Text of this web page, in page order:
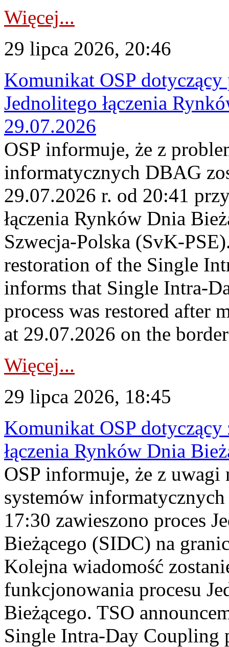
Więcej...
29 lipca 2026, 20:46
Komunikat OSP
Jednolitego łączenia
29.07.2026
OSP informuje, że z
informatycznych DBAG
29.07.2026 r. od 20:41
łączenia Rynków Dnia
Szwecja-Polska (SvK-
restoration of the Single
informs that Single Intra-
process was restored after
at 29.07.2026 on the
Więcej...
29 lipca 2026, 18:45
Komunikat OSP dotyczący
łączenia Rynków Dnia
OSP informuje, że z uwagi
systemów
17:30 zawieszono proces
Bieżącego (SIDC) na
Kolejna wiadomość
funkcjonowania procesu
Bieżącego. TSO
Single Intra-Day Coupling